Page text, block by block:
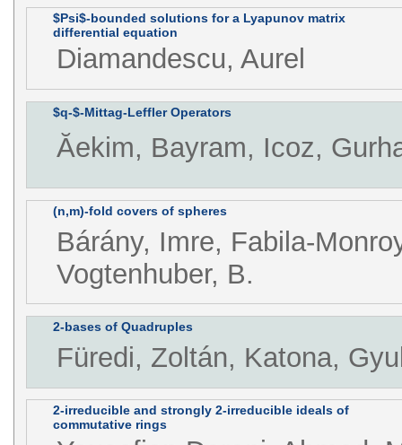
$Psi$-bounded solutions for a Lyapunov matrix
differential equation
Diamandescu, Aurel
$q-$-Mittag-Leffler Operators
Ăekim, Bayram, Icoz,
(n,m)-fold covers of spheres
Bárány, Imre, Fabila-
Vogtenhuber, B.
2-bases of Quadruples
Füredi, Zoltán, Katona,
2-irreducible and strongly 2-irreducible ideals of
commutative rings